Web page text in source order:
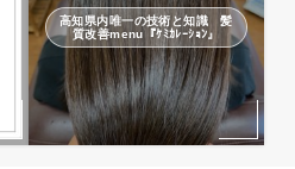
高知県内唯一の技術と知識 髪
質改善menu『ｹﾐｶﾚｰｼｮﾝ』